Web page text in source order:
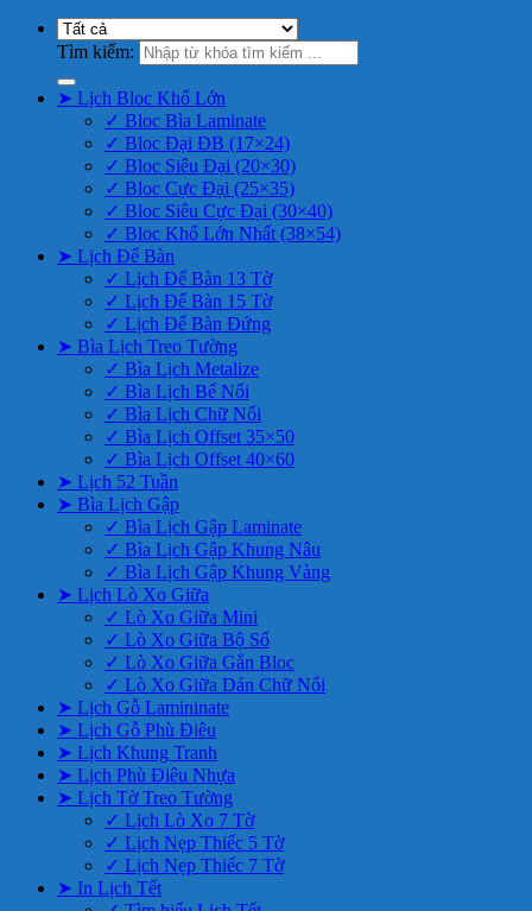
Tìm kiếm:
➤ Lịch Bloc Khổ Lớn
✓ Bloc Bìa Laminate
✓ Bloc Đại ĐB (17×24)
✓ Bloc Siêu Đại (20×30)
✓ Bloc Cực Đại (25×35)
✓ Bloc Siêu Cực Đại (30×40)
✓ Bloc Khổ Lớn Nhất (38×54)
➤ Lịch Để Bàn
✓ Lịch Để Bàn 13 Tờ
✓ Lịch Để Bàn 15 Tờ
✓ Lịch Để Bàn Đứng
➤ Bìa Lịch Treo Tường
✓ Bìa Lịch Metalize
✓ Bìa Lịch Bế Nổi
✓ Bìa Lịch Chữ Nổi
✓ Bìa Lịch Offset 35×50
✓ Bìa Lịch Offset 40×60
➤ Lịch 52 Tuần
➤ Bìa Lịch Gập
✓ Bìa Lịch Gập Laminate
✓ Bìa Lịch Gập Khung Nâu
✓ Bìa Lịch Gập Khung Vàng
➤ Lịch Lò Xo Giữa
✓ Lò Xo Giữa Mini
✓ Lò Xo Giữa Bộ Số
✓ Lò Xo Giữa Gắn Bloc
✓ Lò Xo Giữa Dán Chữ Nổi
➤ Lịch Gỗ Lamininate
➤ Lịch Gỗ Phù Điêu
➤ Lịch Khung Tranh
➤ Lịch Phù Điêu Nhựa
➤ Lịch Tờ Treo Tường
✓ Lịch Lò Xo 7 Tờ
✓ Lịch Nẹp Thiếc 5 Tờ
✓ Lịch Nẹp Thiếc 7 Tờ
➤ In Lịch Tết